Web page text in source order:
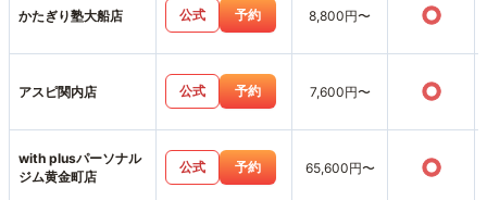
かたぎり塾大船店 公式 予約 8,800円〜 ○
アスピ関内店 公式 予約 7,600円〜 ○
with plusパーソナル
ジム黄金町店
公式 予約 65,600円〜 ○